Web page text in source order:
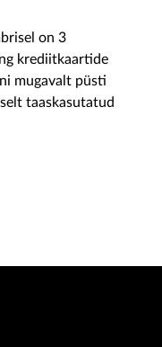
on 3
krediitkaartide
mugavalt püsti
taaskasutatud